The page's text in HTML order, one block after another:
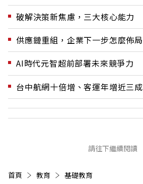
破解決策新焦慮，三大核心能力
供應鏈重組，企業下一步怎麼佈局
AI時代元智超前部署未來競爭力
台中航網十倍增、客運年增近三成
請往下繼續閱讀
首頁 教育 基礎教育